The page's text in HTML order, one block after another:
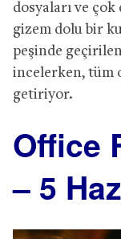
dosyaları ve
gizem dolu bir
peşinde geçirilen
incelerken, tüm
getiriyor.
Office
– 5